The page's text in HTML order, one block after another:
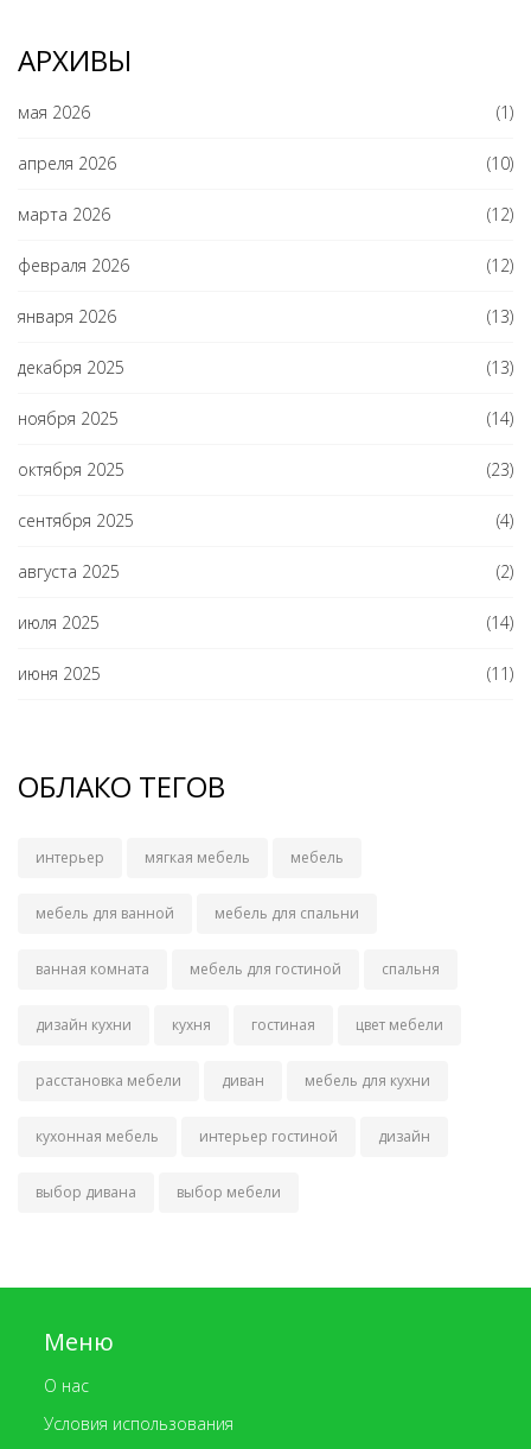
АРХИВЫ
мая 2026 (1)
апреля 2026 (10)
марта 2026 (12)
февраля 2026 (12)
января 2026 (13)
декабря 2025 (13)
ноября 2025 (14)
октября 2025 (23)
сентября 2025 (4)
августа 2025 (2)
июля 2025 (14)
июня 2025 (11)
ОБЛАКО ТЕГОВ
интерьер мягкая мебель мебель
мебель для ванной мебель для спальни
ванная комната мебель для гостиной спальня
дизайн кухни кухня гостиная цвет мебели
расстановка мебели диван мебель для кухни
кухонная мебель интерьер гостиной дизайн
выбор дивана выбор мебели
Меню
О нас
Условия использования